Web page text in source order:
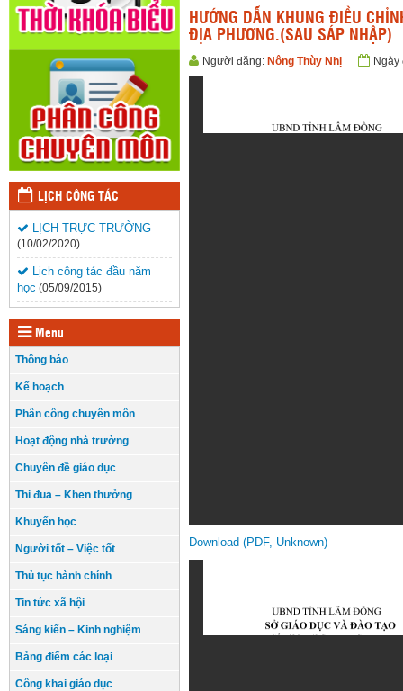
LỊCH CÔNG TÁC
LỊCH TRỰC TRƯỜNG
(10/02/2020)
Lịch công tác đầu năm
học (05/09/2015)
Menu
Thông báo
Kế hoạch
Phân công chuyên môn
Hoạt động nhà trường
Chuyên đề giáo dục
Thi đua – Khen thưởng
Khuyến học
Người tốt – Việc tốt
Thủ tục hành chính
Tin tức xã hội
Sáng kiến – Kinh nghiệm
Bảng điểm các loại
Công khai giáo dục
HƯỚNG DẪN KHUNG ĐIỀU
ĐỊA PHƯƠNG.(SAU SÁP NHẬP)
Người đăng: Nông Thùy Nhị
Download (PDF, Unknown)